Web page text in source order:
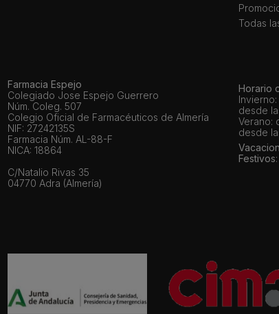
Todas
Farmacia Espejo
Colegiado Jose Espejo Guerrero
Núm. Coleg. 507
Colegio Oficial de Farmacéuticos de Almería
NIF: 27242135S
Farmacia Núm. AL-88-F
NICA: 18864
C/Natalio Rivas 35
04770 Adra (Almería)
Horario
desde
Verano:
desde
Festivos